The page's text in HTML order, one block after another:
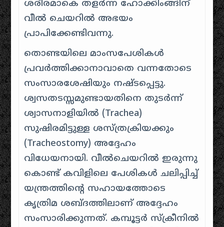
ശരീരമാകെ തളർന്ന ഹോക്കിംങ്ങിന്
വീൽ ചെയറിൽ അഭയം
പ്രാപിക്കേണ്ടിവന്നു.
തൊണ്ടയിലെ മാംസപേശികൾ
പ്രവർത്തിക്കാനാവാതെ വന്നതോടെ
സംസാരശേഷിയും നഷ്ടപ്പെട്ടു.
ശ്വസതടസ്സമുണ്ടായതിനെ തുടർന്ന്
ശ്വാസനാളിയിൽ (Trachea)
സുഷിരമിട്ടുള്ള ശസ്ത്രക്രിയക്കും
(Tracheostomy) അദ്ദേഹം
വിധേയനായി. വീൽചെയറിൽ ഇരുന്നു
കൊണ്ട് കവിളിലെ പേശികൾ ചലിപ്പിച്ച്
യന്ത്രത്തിന്റെ സഹായത്തോടെ
കൃത്രിമ ശബ്ദത്തിലാണ് അദ്ദേഹം
സംസാരിക്കുന്നത്. കമ്പൂട്ടർ സ്ക്രീനിൽ